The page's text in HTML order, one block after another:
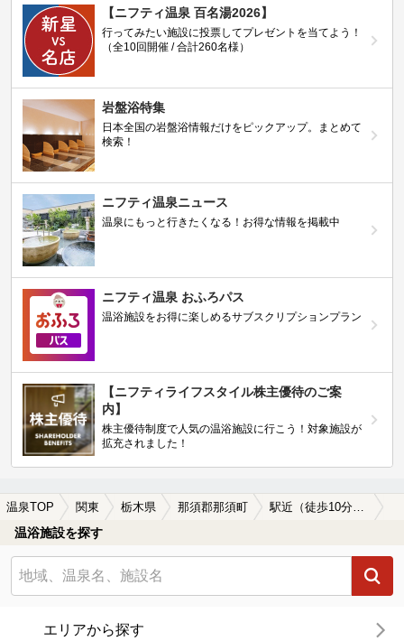
【ニフティ温泉 百名湯2026】
行ってみたい施設に投票してプレゼントを当てよう！
（全10回開催 / 合計260名様）
岩盤浴特集
日本全国の岩盤浴情報だけをピックアップ。まとめて
検索！
ニフティ温泉ニュース
温泉にもっと行きたくなる！お得な情報を掲載中
ニフティ温泉 おふろパス
温浴施設をお得に楽しめるサブスクリプションプラン
【ニフティライフスタイル株主優待のご案
内】
株主優待制度で人気の温浴施設に行こう！対象施設が
拡充されました！
温泉TOP 関東 栃木県 那須郡那須町
温浴施設を探す
エリアから探す